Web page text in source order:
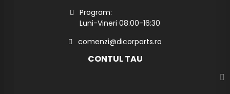
Program:
Luni-Vineri 08:00-16:30
comenzi@dicorparts.ro
CONTUL TAU